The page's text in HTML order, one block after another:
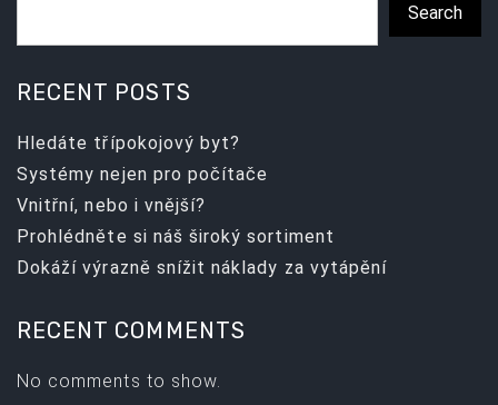
Search
RECENT POSTS
Hledáte třípokojový byt?
Systémy nejen pro počítače
Vnitřní, nebo i vnější?
Prohlédněte si náš široký sortiment
Dokáží výrazně snížit náklady za vytápění
RECENT COMMENTS
No comments to show.